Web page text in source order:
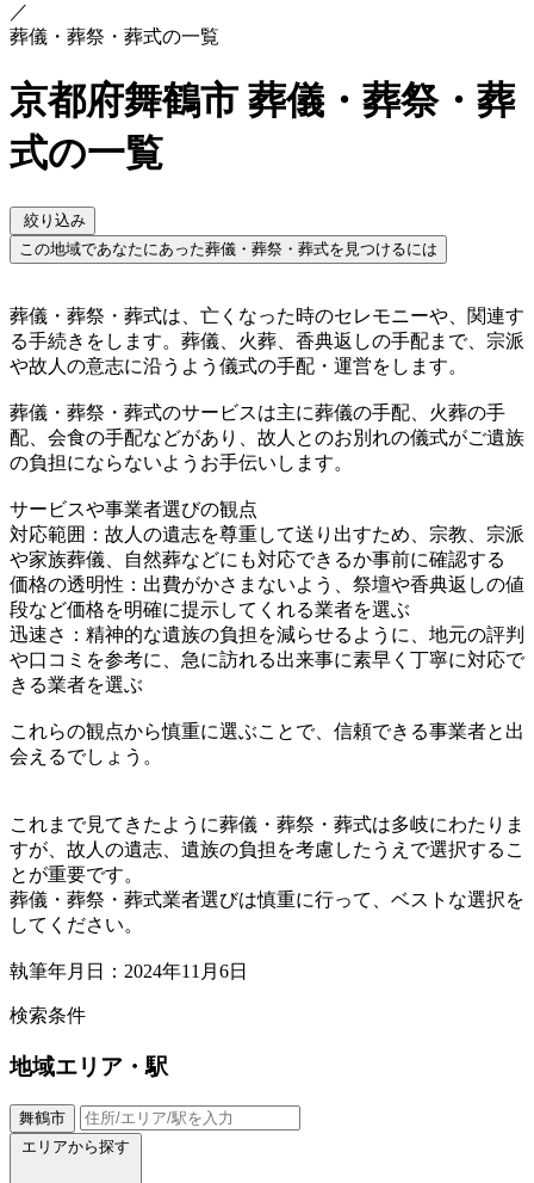
／
葬儀・葬祭・葬式の一覧
京都府舞鶴市 葬儀・葬祭・葬
式の一覧
絞り込み
この地域であなたにあった葬儀・葬祭・葬式を見つけるには
葬儀・葬祭・葬式は、亡くなった時のセレモニーや、関連す
る手続きをします。葬儀、火葬、香典返しの手配まで、宗派
や故人の意志に沿うよう儀式の手配・運営をします。
葬儀・葬祭・葬式のサービスは主に葬儀の手配、火葬の手
配、会食の手配などがあり、故人とのお別れの儀式がご遺族
の負担にならないようお手伝いします。
サービスや事業者選びの観点
対応範囲：故人の遺志を尊重して送り出すため、宗教、宗派
や家族葬儀、自然葬などにも対応できるか事前に確認する
価格の透明性：出費がかさまないよう、祭壇や香典返しの値
段など価格を明確に提示してくれる業者を選ぶ
迅速さ：精神的な遺族の負担を減らせるように、地元の評判
や口コミを参考に、急に訪れる出来事に素早く丁寧に対応で
きる業者を選ぶ
これらの観点から慎重に選ぶことで、信頼できる事業者と出
会えるでしょう。
これまで見てきたように葬儀・葬祭・葬式は多岐にわたりま
すが、故人の遺志、遺族の負担を考慮したうえで選択するこ
とが重要です。
葬儀・葬祭・葬式業者選びは慎重に行って、ベストな選択を
してください。
執筆年月日：2024年11月6日
検索条件
地域エリア・駅
舞鶴市
エリアから探す